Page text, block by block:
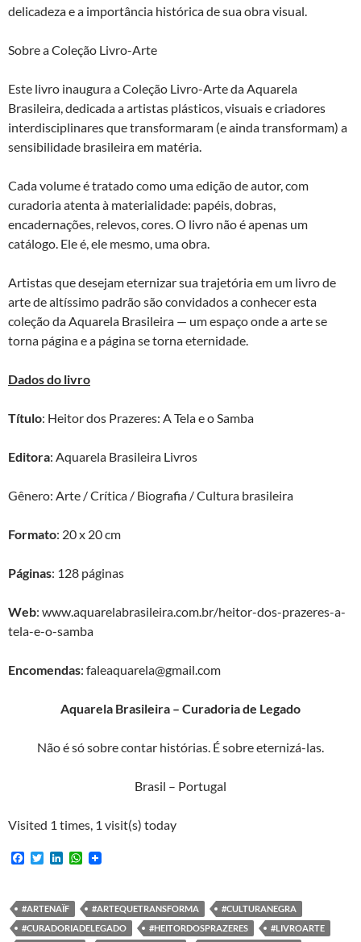
delicadeza e a importância histórica de sua obra visual.
Sobre a Coleção Livro-Arte
Este livro inaugura a Coleção Livro-Arte da Aquarela
Brasileira, dedicada a artistas plásticos, visuais e criadores
interdisciplinares que transformaram (e ainda transformam) a
sensibilidade brasileira em matéria.
Cada volume é tratado como uma edição de autor, com
curadoria atenta à materialidade: papéis, dobras,
encadernações, relevos, cores. O livro não é apenas um
catálogo. Ele é, ele mesmo, uma obra.
Artistas que desejam eternizar sua trajetória em um livro de
arte de altíssimo padrão são convidados a conhecer esta
coleção da Aquarela Brasileira — um espaço onde a arte se
torna página e a página se torna eternidade.
Dados do livro
Título: Heitor dos Prazeres: A Tela e o Samba
Editora: Aquarela Brasileira Livros
Gênero: Arte / Crítica / Biografia / Cultura brasileira
Formato: 20 x 20 cm
Páginas: 128 páginas
Web: www.aquarelabrasileira.com.br/heitor-dos-prazeres-a-
tela-e-o-samba
Encomendas: faleaquarela@gmail.com
Aquarela Brasileira – Curadoria de Legado
Não é só sobre contar histórias. É sobre eternizá-las.
Brasil – Portugal
Visited 1 times, 1 visit(s) today
F
b
o
o
T
t
e
r
e
d
I
W
s
A
p
#ARTENAÏF #ARTEQUETRANSFORMA
#CULTURANEGRA
#CURADORIADELEGADO
#HEITORDOSPRAZERES #LIVROARTE